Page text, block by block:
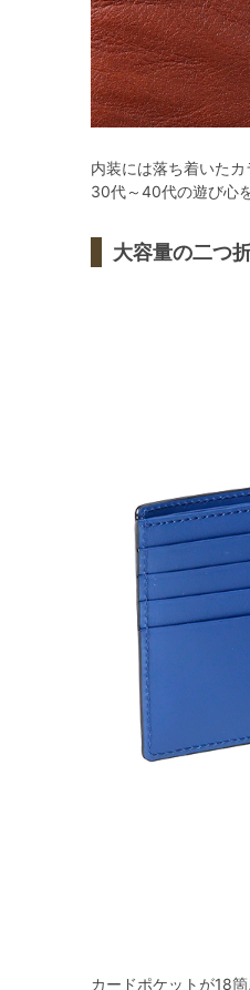
内装には落ち着いたカ
30代～40代の遊び心
大容量の二つ
カードポケットが18